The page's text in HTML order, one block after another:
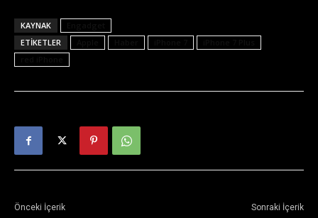
KAYNAK
ETIKETLER
Önceki İçerik Sonraki İçerik